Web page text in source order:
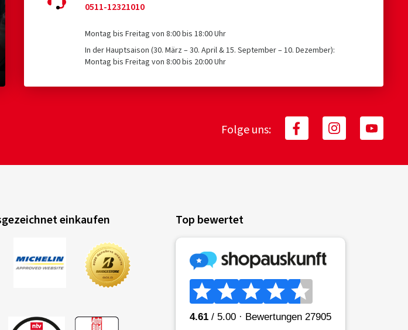
0511-12321010
Montag bis Freitag von 8:00 bis 18:00 Uhr
In der Hauptsaison (30. März – 30. April & 15. September – 10. Dezember):
Montag bis Freitag von 8:00 bis 20:00 Uhr
Folge uns:
einkaufen Top bewertet